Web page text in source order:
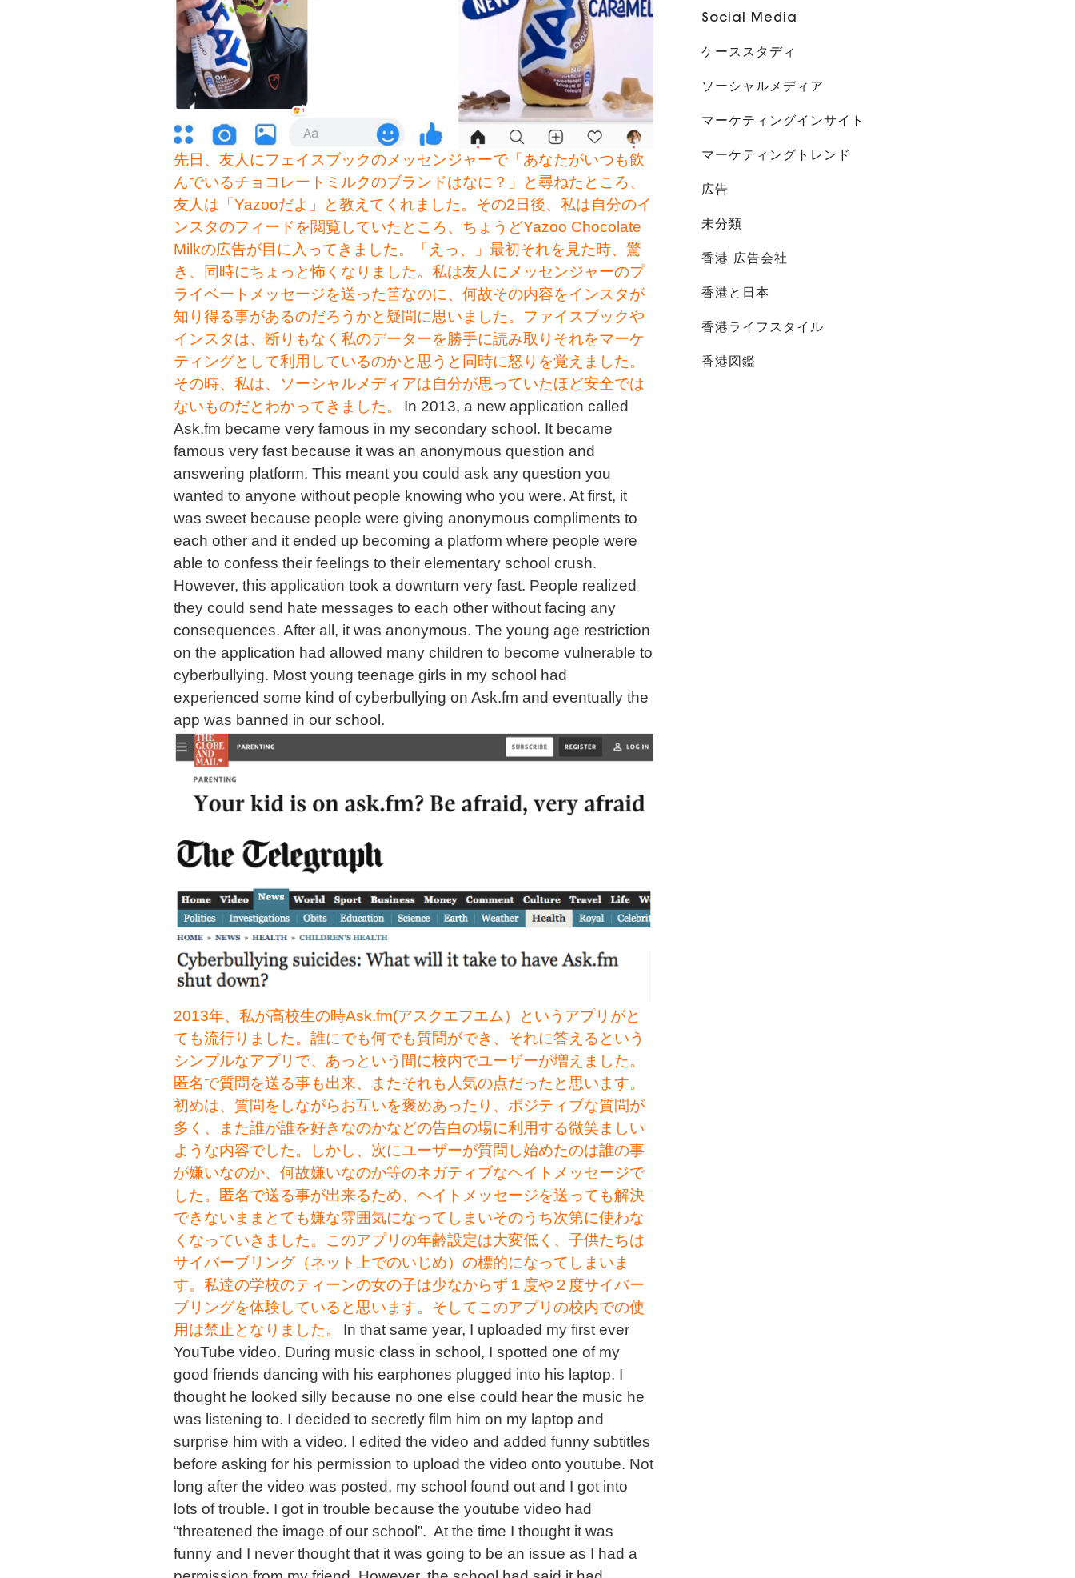
先日、友人にフェイスブックのメッセンジャーで「あなたがいつも飲
んでいるチョコレートミルクのブランドはなに？」と尋ねたところ、
友人は「Yazooだよ」と教えてくれました。その2日後、私は自分のイ
ンスタのフィードを閲覧していたところ、ちょうどYazoo Chocolate
Milkの広告が目に入ってきました。「えっ、」最初それを見た時、驚
き、同時にちょっと怖くなりました。私は友人にメッセンジャーのプ
ライベートメッセージを送った筈なのに、何故その内容をインスタが
知り得る事があるのだろうかと疑問に思いました。ファイスブックや
インスタは、断りもなく私のデーターを勝手に読み取りそれをマーケ
ティングとして利用しているのかと思うと同時に怒りを覚えました。
その時、私は、ソーシャルメディアは自分が思っていたほど安全では
ないものだとわかってきました。
In 2013, a new application called
Ask.fm became very famous in my secondary school. It became
famous very fast because it was an anonymous question and
answering platform. This meant you could ask any question you
wanted to anyone without people knowing who you were. At first, it
was sweet because people were giving anonymous compliments to
each other and it ended up becoming a platform where people were
able to confess their feelings to their elementary school crush.
However, this application took a downturn very fast. People realized
they could send hate messages to each other without facing any
consequences. After all, it was anonymous. The young age restriction
on the application had allowed many children to become vulnerable to
cyberbullying. Most young teenage girls in my school had
experienced some kind of cyberbullying on Ask.fm and eventually the
app was banned in our school.
2013年、私が高校生の時Ask.fm(アスクエフエム）というアプリがと
ても流行りました。誰にでも何でも質問ができ、それに答えるという
シンプルなアプリで、あっという間に校内でユーザーが増えました。
匿名で質問を送る事も出来、またそれも人気の点だったと思います。
初めは、質問をしながらお互いを褒めあったり、ポジティブな質問が
多く、また誰が誰を好きなのかなどの告白の場に利用する微笑ましい
ような内容でした。
しかし、次にユーザーが質問し始めたのは誰の事
が嫌いなのか、何故嫌いなのか等のネガティブなヘイトメッセージで
した。匿名で送る事が出来るため、ヘイトメッセージを送っても解決
できないままとても嫌な雰囲気になってし まいそのうち次第に使わな
くなっていきました。このアプリの年齢設定は大変低く、子供たちは
サイバーブリング（ネット上でのいじめ）の標的になってしまいま
す。私達の学校のティーンの女の子は少なからず１度や２度サイバー
ブリングを体験していると思います。そしてこのアプリの校内での使
用は禁止となりました。
In that same year, I uploaded my first ever
YouTube video. During music class in school, I spotted one of my
good friends dancing with his earphones plugged into his laptop. I
thought he looked silly because no one else could hear the music he
was listening to. I decided to secretly film him on my laptop and
surprise him with a video. I edited the video and added funny subtitles
before asking for his permission to upload the video onto youtube. Not
long after the video was posted, my school found out and I got into
lots of trouble. I got in trouble because the youtube video had
“threatened the image of our school”. At the time I thought it was
funny and I never thought that it was going to be an issue as I had a
Social Media
ケーススタディ
ソーシャルメディア
マーケティングインサイト
マーケティングトレンド
広告
未分類
香港 広告会社
香港と日本
香港ライフスタイル
香港図鑑